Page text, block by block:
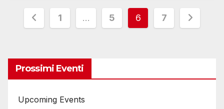
Paginazione
articoli
1 … 5 6 7
Prossimi Eventi
Upcoming Events